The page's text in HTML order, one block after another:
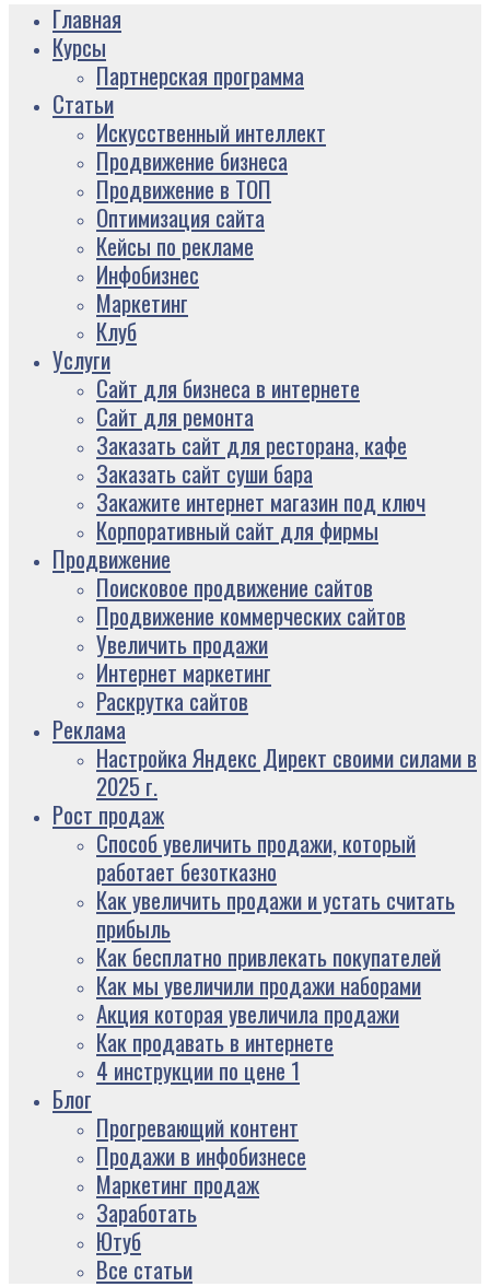
Главная
Курсы
Партнерская программа
Статьи
Искусственный интеллект
Продвижение бизнеса
Продвижение в ТОП
Оптимизация сайта
Кейсы по рекламе
Инфобизнес
Маркетинг
Клуб
Услуги
Сайт для бизнеса в интернете
Сайт для ремонта
Заказать сайт для ресторана, кафе
Заказать сайт суши бара
Закажите интернет магазин под ключ
Корпоративный сайт для фирмы
Продвижение
Поисковое продвижение сайтов
Продвижение коммерческих сайтов
Увеличить продажи
Интернет маркетинг
Раскрутка сайтов
Реклама
Настройка Яндекс Директ своими силами в
2025 г.
Рост продаж
Способ увеличить продажи, который
работает безотказно
Как увеличить продажи и устать считать
прибыль
Как бесплатно привлекать покупателей
Как мы увеличили продажи наборами
Акция которая увеличила продажи
Как продавать в интернете
4 инструкции по цене 1
Блог
Прогревающий контент
Продажи в инфобизнесе
Маркетинг продаж
Заработать
Ютуб
Все статьи